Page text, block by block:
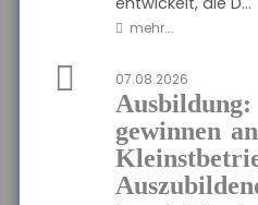
mehr...
07.08.2026
gewinnen
Hier finden Sie